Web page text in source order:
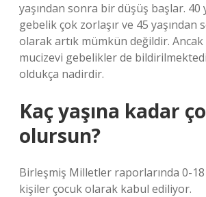
yaşından sonra bir düşüş başlar. 40
gebelik çok zorlaşır ve 45 yaşından
olarak artık mümkün değildir.
mucizevi gebelikler de
oldukça nadirdir.
Kaç yaşına kadar
olursun?
Birleşmiş Milletler raporlarında 0-18
kişiler çocuk olarak kabul ediliyor.